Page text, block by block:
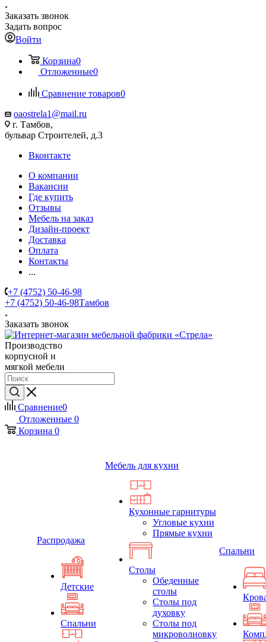
Заказать звонок
Задать вопрос
Войти
Корзина0
Отложенные0
Сравнение товаров0
oaostrela1@mail.ru
г. Тамбов,
бульвар Строителей, д.3
Вконтакте
О компании
Вакансии
Где купить
Отзывы
Мебель на заказ
Дизайн-проект
Доставка
Оплата
Контакты
...
+7 (4752) 50-46-98
+7 (4752) 50-46-98Тамбов
Заказать звонок
Производство
корпусной и
мягкой мебели
Сравнение0
Отложенные 0
Корзина 0
Распродажа
Детские
Спальни
Мебель для кухни
Кухонные гарнитуры
Угловые кухни
Прямые кухни
Столы
Обеденные
столы
Столы под
духовку
Столы под
микроволновку
Спальни